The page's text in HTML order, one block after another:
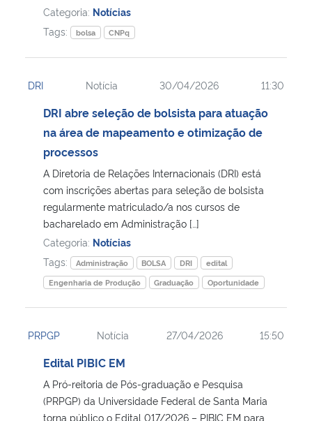
Categoria: Notícias
Tags:
bolsa CNPq
DRI Notícia 30/04/2026 11:30
DRI abre seleção de bolsista para atuação
na área de mapeamento e otimização de
processos
A Diretoria de Relações Internacionais (DRI) está
com inscrições abertas para seleção de bolsista
regularmente matriculado/a nos cursos de
bacharelado em Administração […]
Categoria: Notícias
Tags:
Administração BOLSA DRI
edital
Engenharia de Produção
Graduação Oportunidade
PRPGP Notícia 27/04/2026 15:50
Edital PIBIC EM
A Pró-reitoria de Pós-graduação e Pesquisa
(PRPGP) da Universidade Federal de Santa Maria
torna público o Edital 017/2026 – PIBIC EM para